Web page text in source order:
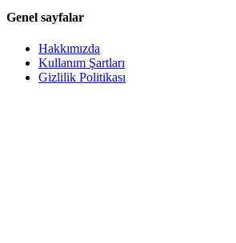
Genel sayfalar
Hakkımızda
Kullanım Şartları
Gizlilik Politikası